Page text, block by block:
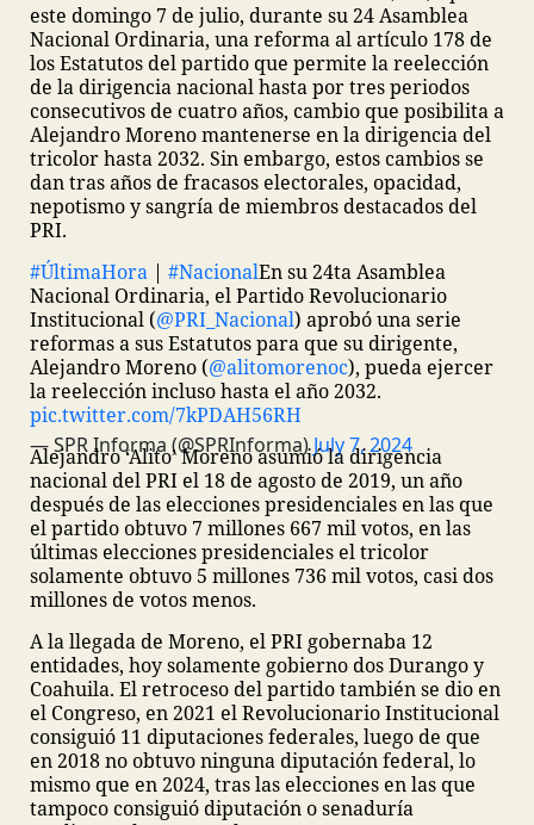
este domingo 7 de julio, durante su 24 Asamblea
Nacional Ordinaria, una reforma al artículo 178 de
los Estatutos del partido que permite la reelección
de la dirigencia nacional hasta por tres periodos
consecutivos de cuatro años, cambio que posibilita a
Alejandro Moreno mantenerse en la dirigencia del
tricolor hasta 2032. Sin embargo, estos cambios se
dan tras años de fracasos electorales, opacidad,
nepotismo y sangría de miembros destacados del
PRI.
#ÚltimaHora | #NacionalEn su 24ta Asamblea
Nacional Ordinaria, el Partido Revolucionario
Institucional (@PRI_Nacional) aprobó una serie
reformas a sus Estatutos para que su dirigente,
Alejandro Moreno (@alitomorenoc), pueda ejercer
la reelección incluso hasta el año 2032.
pic.twitter.com/7kPDAH56RH
— SPR Informa (@SPRInforma)July 7, 2024
Alejandro ‘Alito’ Moreno asumió la dirigencia
nacional del PRI el 18 de agosto de 2019, un año
después de las elecciones presidenciales en las que
el partido obtuvo 7 millones 667 mil votos, en las
últimas elecciones presidenciales el tricolor
solamente obtuvo 5 millones 736 mil votos, casi dos
millones de votos menos.
A la llegada de Moreno, el PRI gobernaba 12
entidades, hoy solamente gobierno dos Durango y
Coahuila. El retroceso del partido también se dio en
el Congreso, en 2021 el Revolucionario Institucional
consiguió 11 diputaciones federales, luego de que
en 2018 no obtuvo ninguna diputación federal, lo
mismo que en 2024, tras las elecciones en las que
tampoco consiguió diputación o senaduría